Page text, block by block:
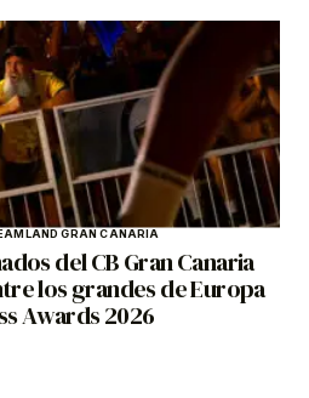
GRAN CANARIA
del CB Gran Canaria
los grandes de Europa
Awards 2026